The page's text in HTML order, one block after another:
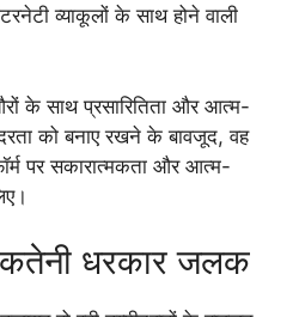
व्याकूलों के साथ होने वाली
के साथ प्रसारितिता और आत्म-
को बनाए रखने के बावजूद, वह
पर सकारात्मकता और आत्म-
धरकार जलक